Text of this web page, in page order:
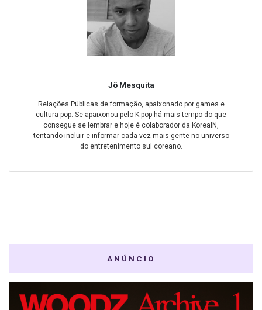
Jô Mesquita
Relações Públicas de formação, apaixonado por games e
cultura pop. Se apaixonou pelo K-pop há mais tempo do que
consegue se lembrar e hoje é colaborador da KoreaIN,
tentando incluir e informar cada vez mais gente no universo
do entretenimento sul coreano.
ANÚNCIO